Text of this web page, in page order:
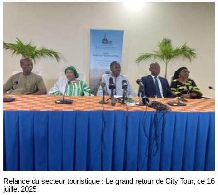
Relance du secteur touristique : Le grand retour de City Tour, ce 16
juillet 2025